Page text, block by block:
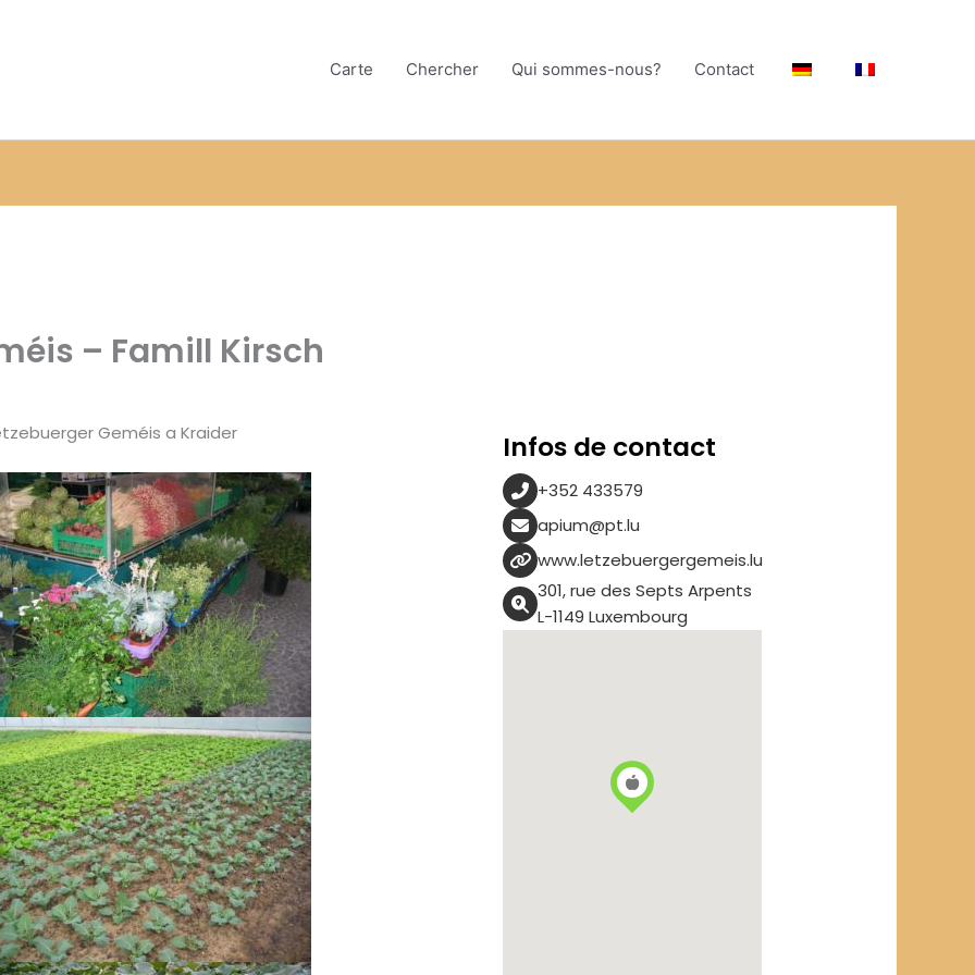
Carte Chercher Qui sommes-nous? Contact
– Famill Kirsch
Geméis a Kraider Infos de contact
+352 433579
apium@pt.lu
www.letzebuergergemeis.lu
301, rue des Septs Arpents
L-1149 Luxembourg